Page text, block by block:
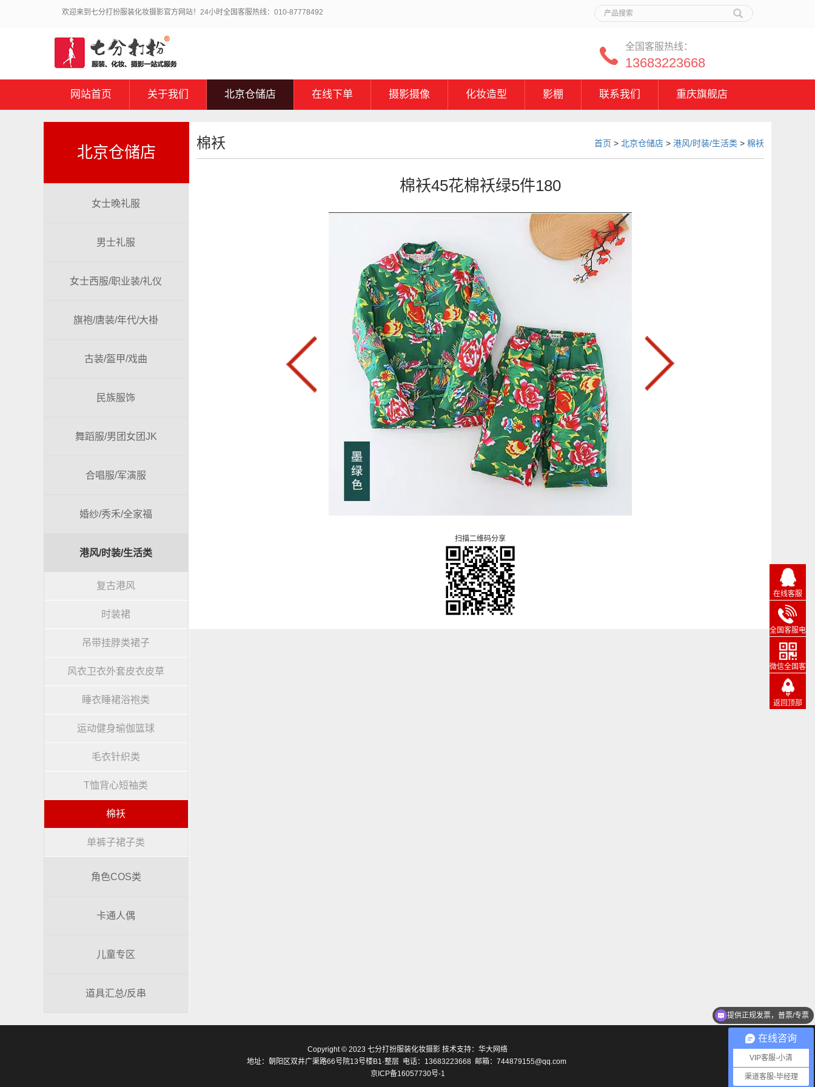
欢迎来到七分打扮服装化妆摄影官方网站！24小时全国客服热线：010-87778492
全国客服热线：
13683223668
网站首页 关于我们 北京仓储店 在线下单 摄影摄像 化妆造型 影棚 联系我们 重庆旗舰店
北京仓储店
女士晚礼服
男士礼服
女士西服/职业装/礼仪
旗袍/唐装/年代/大褂
古装/盔甲/戏曲
民族服饰
舞蹈服/男团女团JK
合唱服/军演服
婚纱/秀禾/全家福
港风/时装/生活类
复古港风
时装裙
吊带挂脖类裙子
风衣卫衣外套皮衣皮草
睡衣睡裙浴袍类
运动健身瑜伽篮球
毛衣针织类
T恤背心短袖类
棉袄
单裤子裙子类
角色COS类
卡通人偶
儿童专区
道具汇总/反串
棉袄 首页 > 北京仓储店 > 港风/时装/生活类 > 棉袄
棉袄45花棉袄绿5件180
扫描二维码分享
Copyright © 2023 七分打扮服装化妆摄影 技术支持： 华大网络
地址：朝阳区双井广渠路66号院13号楼B1·整层 电话：13683223668 邮箱：744879155@qq.com
京ICP备16057730号-1
在线客服
全国客服电
话
微信全国客
服
返回顶部
在线咨询
VIP客服-小清
渠道客服-毕经理
提供正规发票，普票/专票
公司业务渠道合作优惠